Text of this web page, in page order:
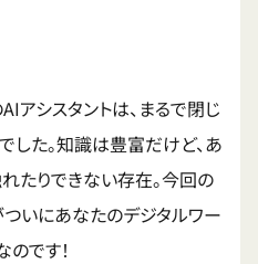
アシスタントは、まるで閉じ
た。知識は豊富だけど、あ
たりできない存在。今回の
いにあなたのデジタルワー
です！